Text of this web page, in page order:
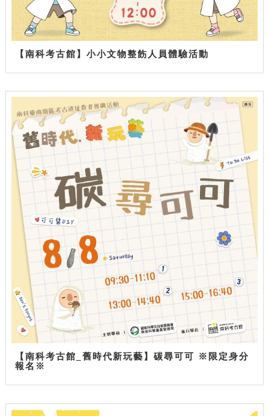
【南科考古館】小小文物整飭人員體驗活動
【南科考古館_舊時代新玩藝】碳尋可可 ※限定身分
報名※